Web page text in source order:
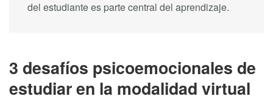
del estudiante es parte central del aprendizaje.
3 desafíos psicoemocionales de
estudiar en la modalidad virtual